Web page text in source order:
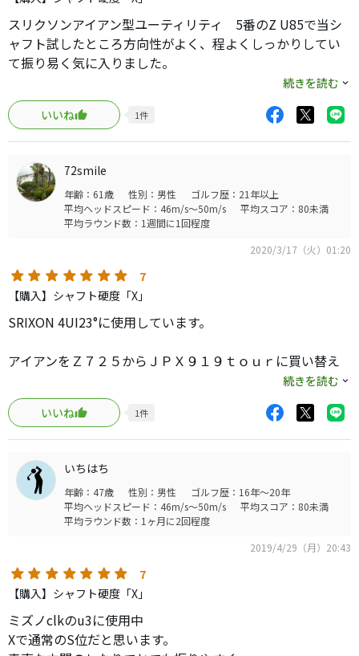
スリクソンアイアン型ユーティリティ 5番のZ U85で当シ
ャフト試したところ方向性がよく、程よくしっかりしてい
て振り易く気に入りました。
因みアイアンはdgs200ですが、流れ的にも違和感ないで
す。
190-200ヤードが安心できそうです。
続きを読む
いいね
1件
72smile
年齢：61歳 性別：男性
ゴルフ歴：21年以上
平均ヘッドスピード：46m/s～50m/s
平均スコア：80未満
平均ラウンド数：1週間に1回程度
2020/3/17（火）01:20
7
【購入】シャフト硬度「X」
SRIXON 4UI23°に使用しています。
アイアンをＺ７２５からＪＰＸ９１９ｔｏｕｒに買い替え
５Ｉが２５°から２７°になりましたので７Ｗ２０°との間の
ＵＴを検討する際、アイアンシャフトとの重量フローで候
補に挙がったのが、このシャフトでした。実際に組みあが
って打ってみたところ、980ＧＨとは比べにならない程しっ
かりしていて安心して振って行けるシャフトで非常に満足
しています。Ｘフレックスですが、そんなに硬いって感じ
でもなく程よい硬さです。
続きを読む
いいね
1件
いちはち
年齢：47歳 性別：男性
ゴルフ歴：16年～20年
平均ヘッドスピード：46m/s～50m/s
平均スコア：80未満
平均ラウンド数：1ヶ月に2回程度
2019/4/29（月）20:43
7
【購入】シャフト硬度「X」
ミズノclkのu3に使用中
Xで通常のS位だと思います。